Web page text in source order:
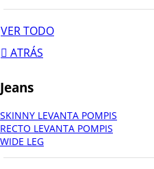
VER TODO
ATRÁS
Jeans
SKINNY LEVANTA POMPIS
RECTO LEVANTA POMPIS
WIDE LEG